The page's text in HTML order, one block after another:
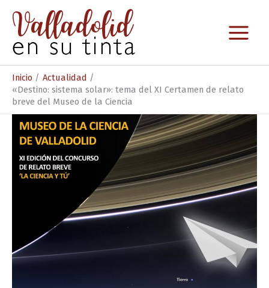
contenido
Inicio
Actualidad
«Destino: sistema solar»: tema del XI Certamen de relato
breve del Museo de la Ciencia